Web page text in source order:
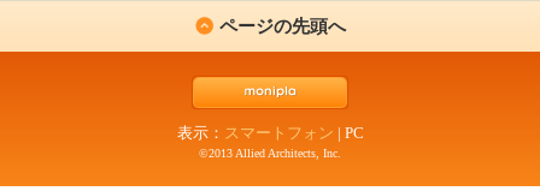
ページの先頭へ
表示： スマートフォン | PC
©2013 Allied Architects, Inc.